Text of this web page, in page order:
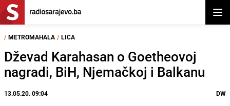
/ METROMAHALA / LICA
Dževad Karahasan o Goetheovoj
nagradi, BiH, Njemačkoj i Balkanu
13.05.20. 09:04 DW